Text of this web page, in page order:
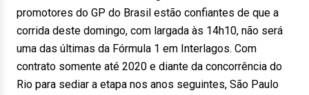
promotores do GP do Brasil estão confiantes de que a
corrida deste domingo, com largada às 14h10, não será
uma das últimas da Fórmula 1 em Interlagos. Com
contrato somente até 2020 e diante da concorrência do
Rio para sediar a etapa nos anos seguintes, São Paulo